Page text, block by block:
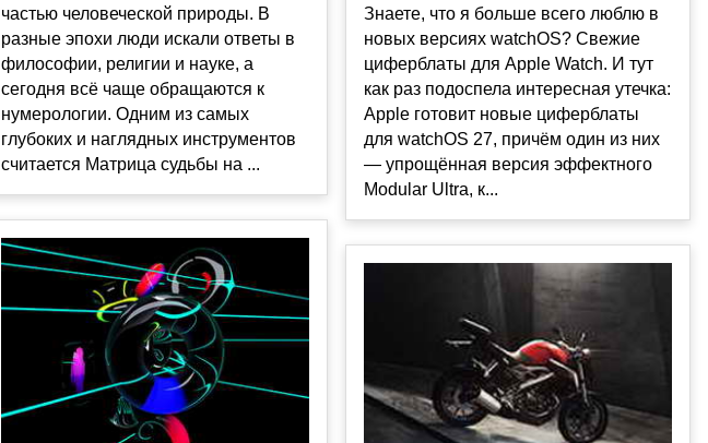
частью человеческой природы. В
разные эпохи люди искали ответы в
философии, религии и науке, а
сегодня всё чаще обращаются к
нумерологии. Одним из самых
глубоких и наглядных инструментов
считается Матрица судьбы на ...
Знаете, что я больше всего люблю в
новых версиях watchOS? Свежие
циферблаты для Apple Watch. И тут
как раз подоспела интересная утечка:
Apple готовит новые циферблаты
для watchOS 27, причём один из них
— упрощённая версия эффектного
Modular Ultra, к...